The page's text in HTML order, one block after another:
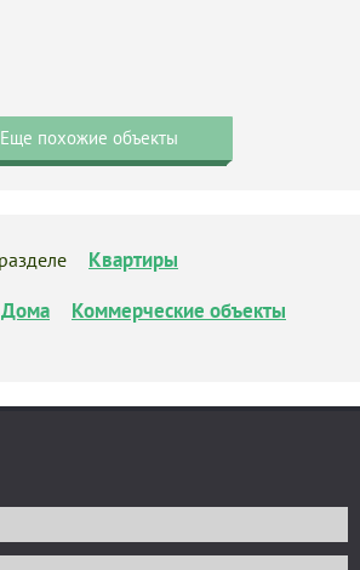
Еще похожие объекты
Квартиры
Дома
Коммерческие объекты